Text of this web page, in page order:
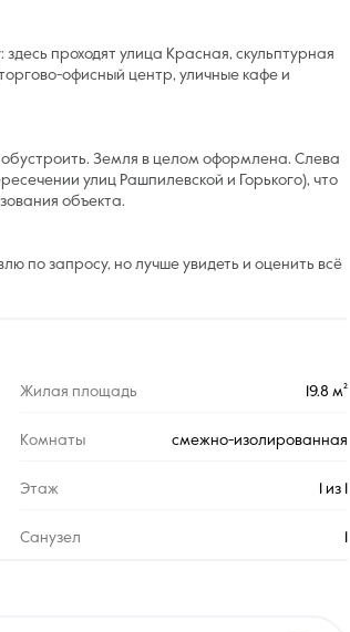
Жилая площадь 19.8 м²
Комнаты смежно-изолированная
Этаж 1 из 1
Санузел
проходят улица Красная, скульптурная
офисный центр, уличные кафе и
Земля в целом оформлена. Слева
улиц Рашпилевской и Горького), что
объекта.
по запросу, но лучше увидеть и оценить всё